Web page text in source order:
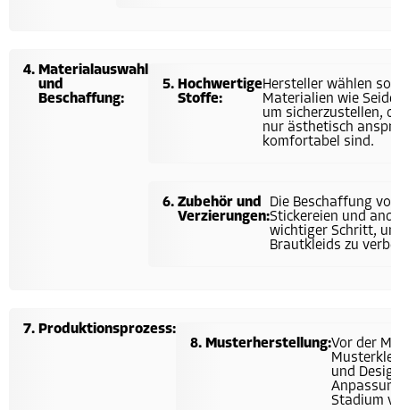
Materialauswahl
und
Beschaffung:
Hochwertige
Stoffe:
Hersteller wählen
Materialien wie
um sicherzustellen,
nur ästhetisch
komfortabel sind.
Zubehör und
Verzierungen:
Die Beschaffung
Stickereien und
wichtiger Schritt,
Brautkleids zu
Produktionsprozess:
Musterherstellung:Vor der
und
Stadium